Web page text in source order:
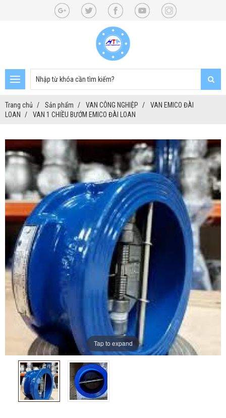
Trang chủ Sản phẩm VAN CÔNG NGHIỆP
VAN EMICO ĐÀI
LOAN
VAN 1 CHIỀU BƯỚM EMICO ĐÀI LOAN
Tap to expand
ĐĂNG KÝ TƯ VẤN MIỄN PHÍ